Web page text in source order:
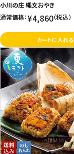
小川の庄 縄文おやき
通常価格：¥4,860（税込）
カートに入れる